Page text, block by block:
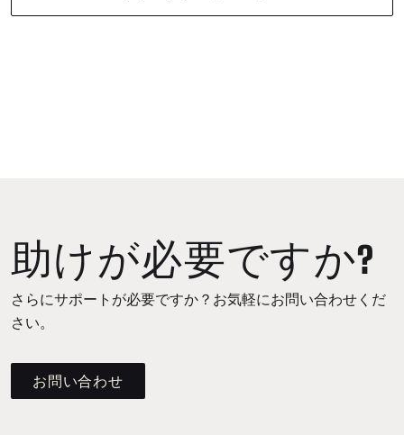
助けが必要ですか?
さらにサポートが必要ですか？お気軽にお問い合わせくだ
さい。
お問い合わせ